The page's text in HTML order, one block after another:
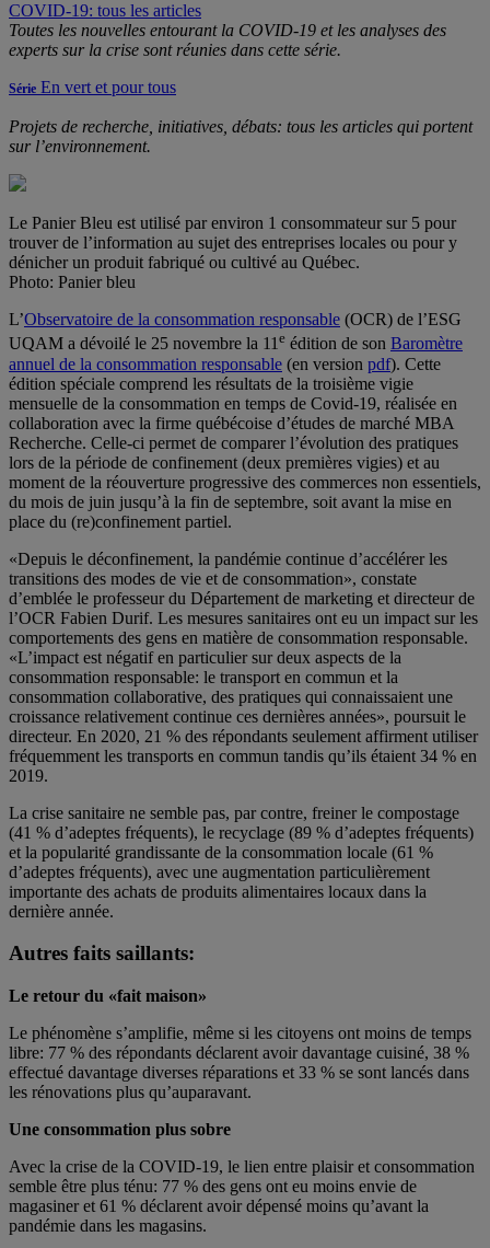
COVID-19: tous les articles
Toutes les nouvelles entourant la COVID-19 et les analyses des
experts sur la crise sont réunies dans cette série.
Série En vert et pour tous
Projets de recherche, initiatives, débats: tous les articles qui portent
sur l’environnement.
Le Panier Bleu est utilisé par environ 1 consommateur sur 5 pour
trouver de l’information au sujet des entreprises locales ou pour y
dénicher un produit fabriqué ou cultivé au Québec.
Photo: Panier bleu
L’Observatoire de la consommation responsable (OCR) de l’ESG
UQAM a dévoilé le 25 novembre la 11e édition de son Baromètre
annuel de la consommation responsable (en version pdf). Cette
édition spéciale comprend les résultats de la troisième vigie
mensuelle de la consommation en temps de Covid-19, réalisée en
collaboration avec la firme québécoise d’études de marché MBA
Recherche. Celle-ci permet de comparer l’évolution des pratiques
lors de la période de confinement (deux premières vigies) et au
moment de la réouverture progressive des commerces non essentiels,
du mois de juin jusqu’à la fin de septembre, soit avant la mise en
place du (re)confinement partiel.
«Depuis le déconfinement, la pandémie continue d’accélérer les
transitions des modes de vie et de consommation», constate
d’emblée le professeur du Département de marketing et directeur de
l’OCR Fabien Durif. Les mesures sanitaires ont eu un impact sur les
comportements des gens en matière de consommation responsable.
«L’impact est négatif en particulier sur deux aspects de la
consommation responsable: le transport en commun et la
consommation collaborative, des pratiques qui connaissaient une
croissance relativement continue ces dernières années», poursuit le
directeur. En 2020, 21 % des répondants seulement affirment utiliser
fréquemment les transports en commun tandis qu’ils étaient 34 % en
2019.
La crise sanitaire ne semble pas, par contre, freiner le compostage
(41 % d’adeptes fréquents), le recyclage (89 % d’adeptes fréquents)
et la popularité grandissante de la consommation locale (61 %
d’adeptes fréquents), avec une augmentation particulièrement
importante des achats de produits alimentaires locaux dans la
dernière année.
Autres faits saillants:
Le retour du «fait maison»
Le phénomène s’amplifie, même si les citoyens ont moins de temps
libre: 77 % des répondants déclarent avoir davantage cuisiné, 38 %
effectué davantage diverses réparations et 33 % se sont lancés dans
les rénovations plus qu’auparavant.
Une consommation plus sobre
Avec la crise de la COVID-19, le lien entre plaisir et consommation
semble être plus ténu: 77 % des gens ont eu moins envie de
magasiner et 61 % déclarent avoir dépensé moins qu’avant la
pandémie dans les magasins.